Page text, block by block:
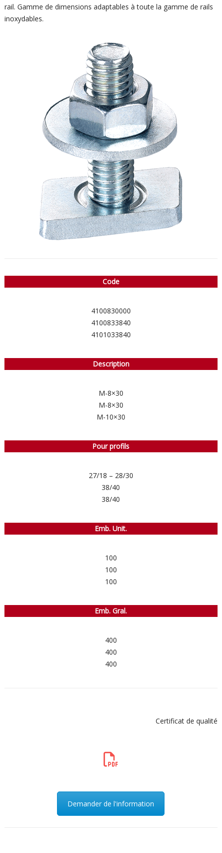
rail. Gamme de dimensions adaptables à toute la gamme de rails
inoxydables.
Code
4100830000
4100833840
4101033840
Description
M-8×30
M-8×30
M-10×30
Pour profils
27/18 – 28/30
38/40
38/40
Emb. Unit.
100
100
100
Emb. Gral.
400
400
400
Certificat de qualité
Demander de l'information